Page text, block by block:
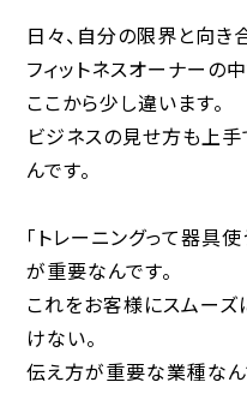
日々、自分の限界と向き
フィットネスオーナーの
ここから少し違います。
ビジネスの見せ方も上手
んです。
「トレーニングって器具
が重要なんです。
これをお客様にスムー
けない。
伝え方が重要な業種なん